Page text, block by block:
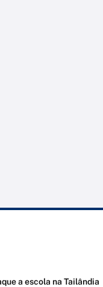
a escola na Tailândia